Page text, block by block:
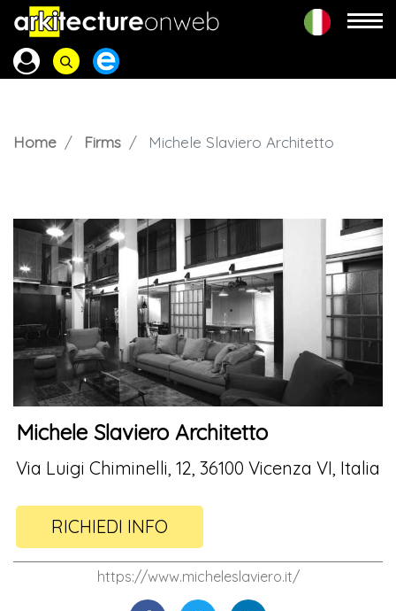
Home Firms Michele Slaviero Architetto
Michele Slaviero Architetto
Via Luigi Chiminelli, 12, 36100 Vicenza VI, Italia
RICHIEDI INFO
https://www.micheleslaviero.it/